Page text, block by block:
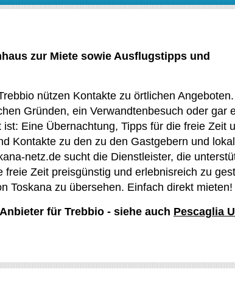
zur Miete sowie Ausflugstipps und
nützen Kontakte zu örtlichen
Gründen, ein Verwandtenbesuch oder gar
Eine Übernachtung, Tipps für die freie Zeit
Kontakte zu den zu den Gastgebern und
netz.de sucht die Dienstleister, die
freie Zeit preisgünstig und erlebnisreich zu
Toskana zu übersehen. Einfach direkt mieten!
für Trebbio - siehe auch Pescaglia